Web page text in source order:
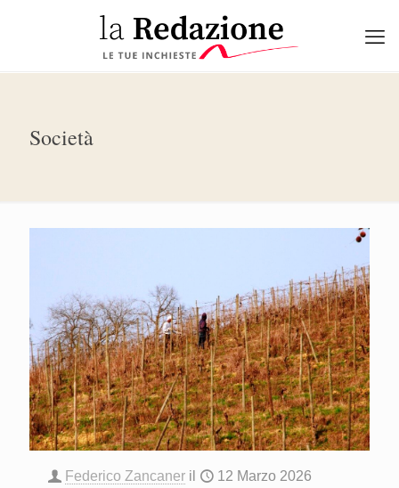
Società
Federico Zancaner il 12 Marzo 2026